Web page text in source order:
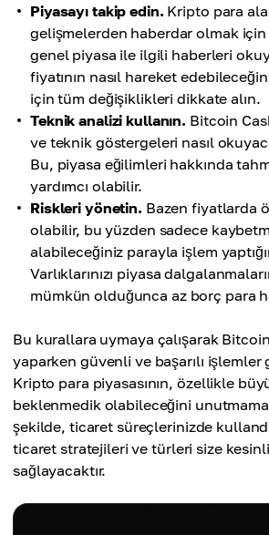
Piyasayı takip edin. Kripto para
gelişmelerden haberdar olmak
genel piyasa ile ilgili haberleri
fiyatının nasıl hareket
için tüm değişiklikleri dikkate alın.
Teknik analizi kullanın. Bitcoin
ve teknik göstergeleri nasıl
Bu, piyasa eğilimleri hakkında
yardımcı olabilir.
Riskleri yönetin. Bazen fiyatlarda
olabilir, bu yüzden sadece
alabileceğiniz parayla işlem
Varlıklarınızı piyasa
mümkün olduğunca az borç para
Bu kurallara uymaya çalışarak
yaparken güvenli ve başarılı
Kripto para piyasasının, özellikle
beklenmedik olabileceğini
şekilde, ticaret süreçlerinizde
ticaret stratejileri ve türleri size
sağlayacaktır.